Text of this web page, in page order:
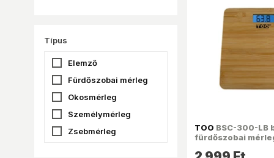
TOO BSC-300-LB
fürdőszobai
Típus
Elemző
Fürdőszobai mérleg
Okosmérleg
Személymérleg
Zsebmérleg